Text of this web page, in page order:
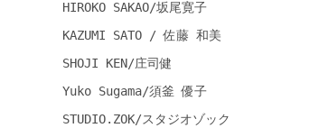
HIROKO SAKAO/坂尾寛子
KAZUMI SATO / 佐藤 和美
SHOJI KEN/庄司健
Yuko Sugama/須釜 優子
STUDIO.ZOK/スタジオゾック